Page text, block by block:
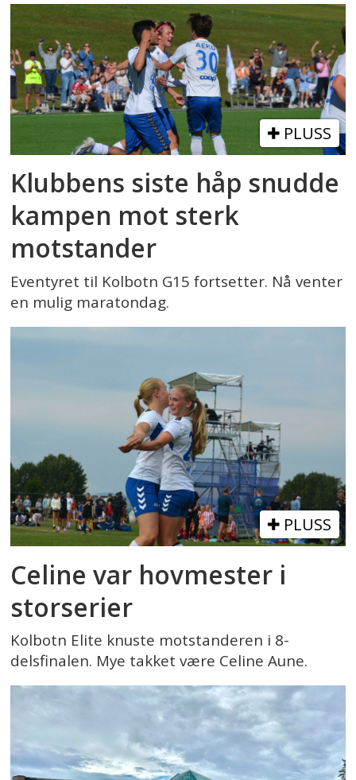
PLUSS
Klubbens siste håp snudde
kampen mot sterk
motstander
Eventyret til Kolbotn G15 fortsetter. Nå venter
en mulig maratondag.
PLUSS
Celine var hovmester i
storserier
Kolbotn Elite knuste motstanderen i 8-
delsfinalen. Mye takket være Celine Aune.